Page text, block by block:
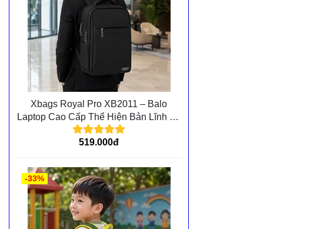
Xbags Royal Pro XB2011 – Balo
Laptop Cao Cấp Thể Hiện Bản Lĩnh Và
Đẳng Cấp Cá Nhân
519.000đ
-33%